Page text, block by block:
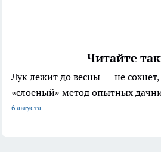
Читайте
Лук лежит до весны — не сохнет,
«слоеный» метод опытных
6 августа